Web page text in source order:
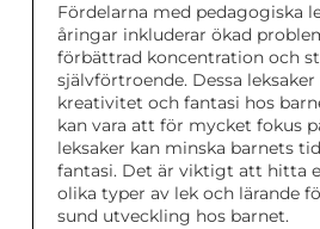
Fördelarna med pedagogiska
åringar inkluderar ökad
förbättrad koncentration och
självförtroende. Dessa
kreativitet och fantasi hos
kan vara att för mycket fokus
leksaker kan minska barnets
fantasi. Det är viktigt att hitta
olika typer av lek och lärande
sund utveckling hos barnet.